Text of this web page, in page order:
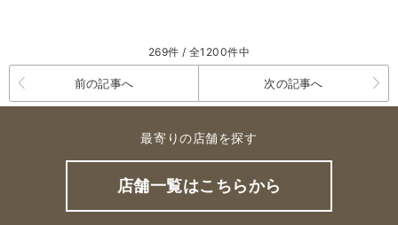
269件 / 全1200件中
前の記事へ 次の記事へ
最寄りの店舗を探す
店舗一覧はこちらから